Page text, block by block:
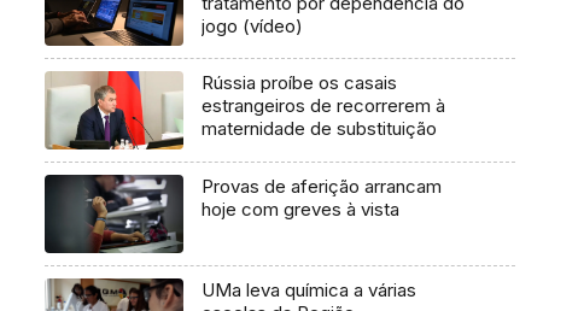
jogo (vídeo)
Rússia proíbe os casais
estrangeiros de recorrerem à
maternidade de substituição
Provas de aferição arrancam
hoje com greves à vista
UMa leva química a várias